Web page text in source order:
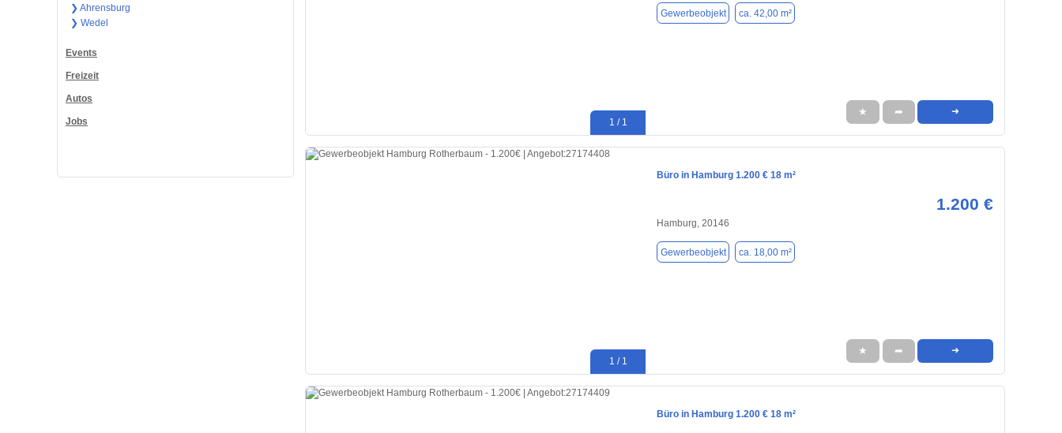
❯ Ahrensburg
❯ Wedel
Events
Freizeit
Autos
Jobs 1 / 1
Gewerbeobjekt ca. 42,00 m²
★ ➦ ➜
1 / 1
Büro in Hamburg 1.200 € 18 m²
1.200 €
Hamburg, 20146
Gewerbeobjekt ca. 18,00 m²
★ ➦ ➜
Büro in Hamburg 1.200 € 18 m²